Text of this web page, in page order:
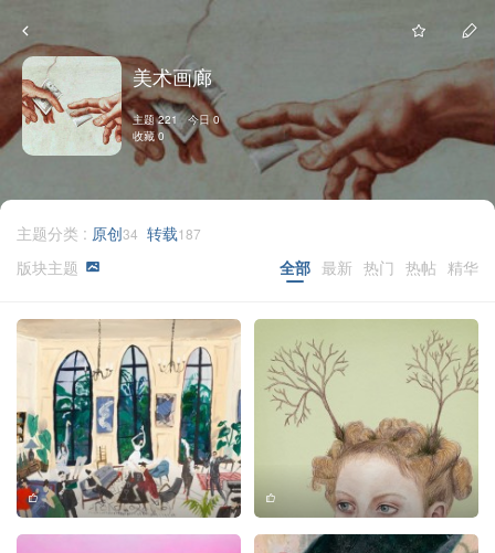
美术画廊
主题 221 今日 0
收藏 0
主题分类 : 原创34 转载187
版块主题 全部 最新 热门 热帖 精华